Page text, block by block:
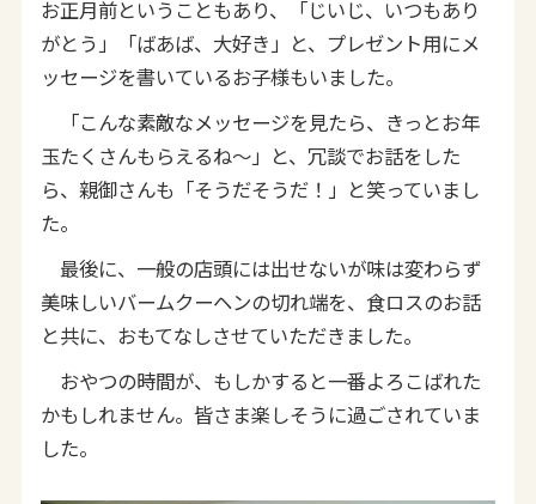
お正月前ということもあり、「じいじ、いつもあり
がとう」「ばあば、大好き」と、プレゼント用にメ
ッセージを書いているお子様もいました。
「こんな素敵なメッセージを見たら、きっとお年
玉たくさんもらえるね～」と、冗談でお話をした
ら、親御さんも「そうだそうだ！」と笑っていまし
た。
最後に、一般の店頭には出せないが味は変わらず
美味しいバームクーヘンの切れ端を、食ロスのお話
と共に、おもてなしさせていただきました。
おやつの時間が、もしかすると一番よろこばれた
かもしれません。皆さま楽しそうに過ごされていま
した。